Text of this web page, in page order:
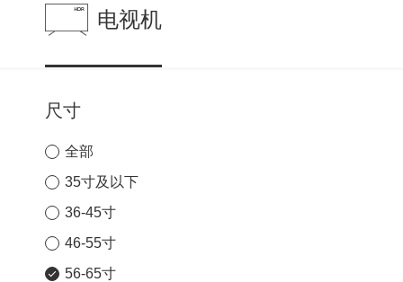
电视机
尺寸
全部
35寸及以下
36-45寸
46-55寸
56-65寸